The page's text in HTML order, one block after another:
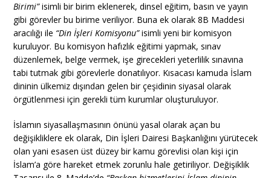
Birimi”isimli bir birim eklenerek, dinsel eğitim, basın ve yayın
gibi görevler bu birime veriliyor. Buna ek olarak 8B Maddesi
aracılığı ile “Din İşleri Komisyonu”isimli yeni bir komisyon
kuruluyor. Bu komisyon hafızlık eğitimi yapmak, sınav
düzenlemek, belge vermek, işe girecekleri yeterlilik sınavına
tabi tutmak gibi görevlerle donatılıyor. Kısacası kamuda İslam
dininin ülkemiz dışından gelen bir çeşidinin siyasal olarak
örgütlenmesi için gerekli tüm kurumlar oluşturuluyor.
İslamın siyasallaşmasının önünü yasal olarak açan bu
değişikliklere ek olarak, Din İşleri Dairesi Başkanlığını yürütecek
olan yani esasen üst düzey bir kamu görevlisi olan kişi için
İslam’a göre hareket etmek zorunlu hale getiriliyor. Değişiklik